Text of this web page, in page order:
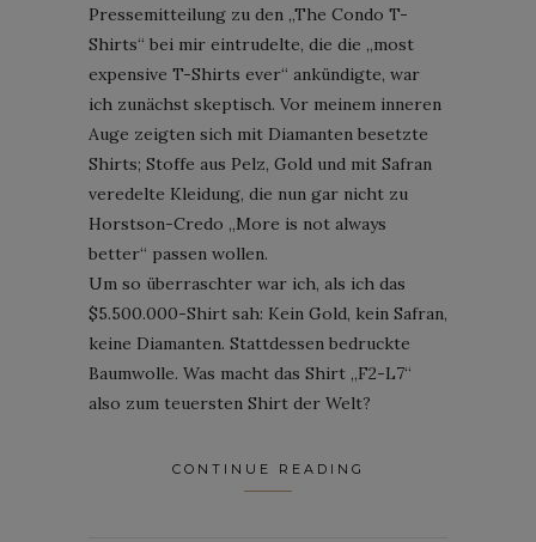
Pressemitteilung zu den „The Condo T-
Shirts“ bei mir eintrudelte, die die „most
expensive T-Shirts ever“ ankündigte, war
ich zunächst skeptisch. Vor meinem inneren
Auge zeigten sich mit Diamanten besetzte
Shirts; Stoffe aus Pelz, Gold und mit Safran
veredelte Kleidung, die nun gar nicht zu
Horstson-Credo „More is not always
better“ passen wollen.
Um so überraschter war ich, als ich das
$5.500.000-Shirt sah: Kein Gold, kein Safran,
keine Diamanten. Stattdessen bedruckte
Baumwolle. Was macht das Shirt „F2-L7“
also zum teuersten Shirt der Welt?
CONTINUE READING